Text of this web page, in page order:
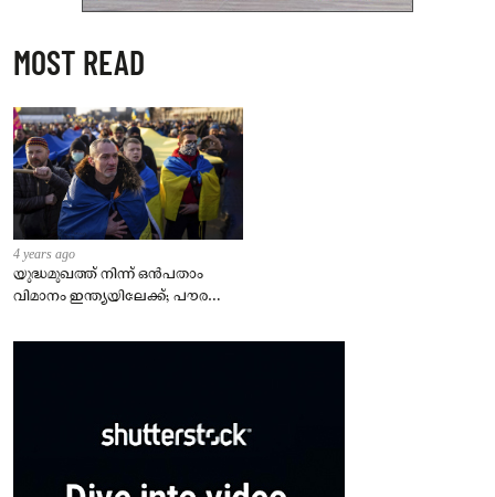
MOST READ
4 years ago
യുദ്ധമുഖത്ത് നിന്ന് ഒൻപതാം
വിമാനം ഇന്ത്യയിലേക്ക്; പൗരന്മാർ
– കേന്ദ്രം